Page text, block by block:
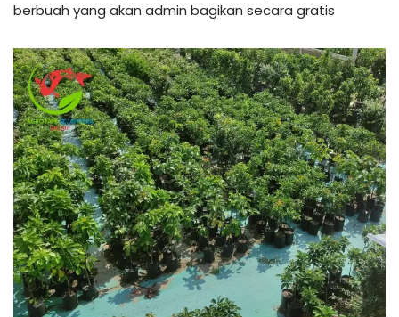
berbuah yang akan admin bagikan secara gratis